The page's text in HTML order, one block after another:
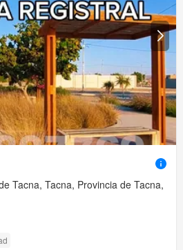
Tacna, Tacna, Provincia de Tacna,